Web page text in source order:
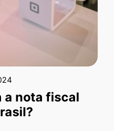
a nota fiscal